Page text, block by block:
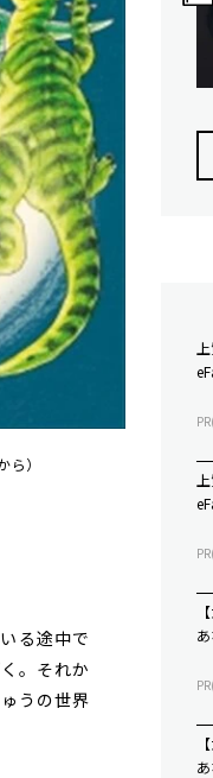
）
る途中で
。それか
うの世界